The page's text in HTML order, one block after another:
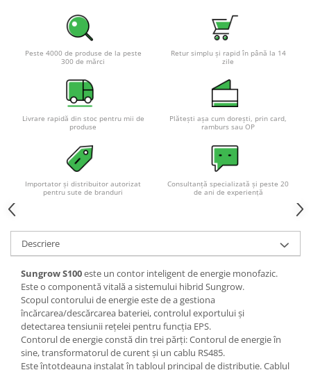
Statii de incarcare
Cabluri de incarcare vehicule
electrice
Turbine eoliene pentru casă
Acumulatori VRLA AGM/GEL /
Tractiune / LiFePo4
Baterii si acumulatori gel si VRLA
Baterii si acumulatori AGM VRLA
de 6-12 V
Acumulatori Moto, ATV
GEL
AGM
Li-Ion
SLA AGM (Sealed Lead Acid)
Deep Cycle - Tractiune/Semi-
Tractiune
Peste 4000 de produse de la peste
300 de mărci
Retur simplu și rapid în până la 14
zile
Livrare rapidă din stoc pentru mii de
produse
Plătești așa cum dorești, prin card,
ramburs sau OP
Importator și distribuitor autorizat
pentru sute de branduri
Consultanță specializată și peste 20
de ani de experiență
Descriere
Sungrow S100este un contor inteligent de energie monofazic.
Este o componentă vitală a sistemului hibrid Sungrow.
Scopul contorului de energie este de a gestiona
încărcarea/descărcarea bateriei, controlul exportului și
detectarea tensiunii rețelei pentru funcția EPS.
Contorul de energie constă din trei părți: Contorul de energie în
sine, transformatorul de curent și un cablu RS485.
Este întotdeauna instalat în tabloul principal de distribuție. Cablul